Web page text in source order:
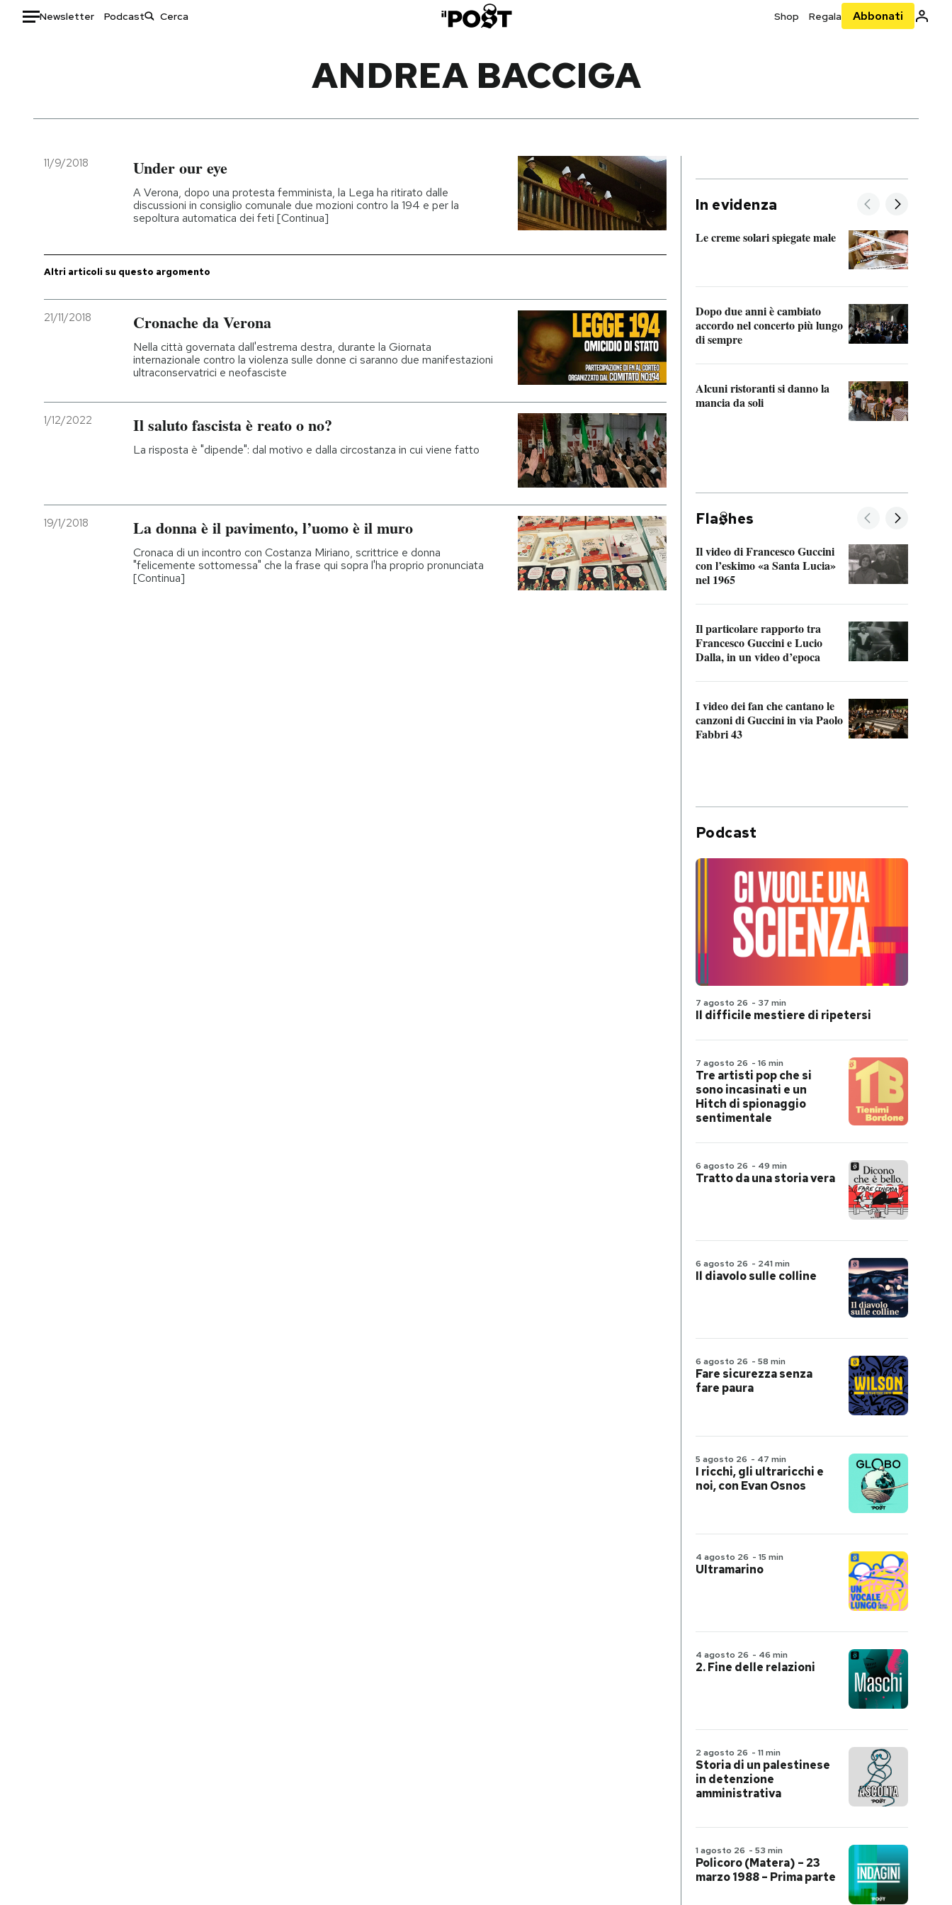
Newsletter Podcast Shop Regala Abbonati
Italia
Politica
Moda
Storie/Idee
Ok Boomer!
Media
CALENDARIO
AREA PERSONALE
ANDREA BACCIGA
11/9/2018 Under our eye
A Verona, dopo una protesta femminista, la Lega ha ritirato dalle
discussioni in consiglio comunale due mozioni contro la 194 e per la
sepoltura automatica dei feti [Continua]
Altri articoli su questo argomento
21/11/2018 Cronache da Verona
Nella città governata dall'estrema destra, durante la Giornata
internazionale contro la violenza sulle donne ci saranno due manifestazioni
ultraconservatrici e neofasciste
1/12/2022 Il saluto fascista è reato o no?
La risposta è "dipende": dal motivo e dalla circostanza in cui viene fatto
19/1/2018 La donna è il pavimento, l’uomo è il muro
Cronaca di un incontro con Costanza Miriano, scrittrice e donna
"felicemente sottomessa" che la frase qui sopra l'ha proprio pronunciata
[Continua]
In evidenza
Le creme solari spiegate male
Dopo due anni è cambiato
accordo nel concerto più lungo
di sempre
Alcuni ristoranti si danno la
mancia da soli
Fla hes
Il video di Francesco Guccini
con l’eskimo «a Santa Lucia»
nel 1965
Il particolare rapporto tra
Francesco Guccini e Lucio
Dalla, in un video d’epoca
I video dei fan che cantano le
canzoni di Guccini in via Paolo
Fabbri 43
Podcast
7 agosto 26 - 37 min
Il difficile mestiere di ripetersi
7 agosto 26 - 16 min
Tre artisti pop che si
sono incasinati e un
Hitch di spionaggio
sentimentale
6 agosto 26 - 49 min
Tratto da una storia vera
6 agosto 26 - 241 min
Il diavolo sulle colline
6 agosto 26 - 58 min
Fare sicurezza senza
fare paura
5 agosto 26 - 47 min
I ricchi, gli ultraricchi e
noi, con Evan Osnos
4 agosto 26 - 15 min
Ultramarino
4 agosto 26 - 46 min
2. Fine delle relazioni
2 agosto 26 - 11 min
Storia di un palestinese
in detenzione
amministrativa
1 agosto 26 - 53 min
Policoro (Matera) – 23
marzo 1988 – Prima parte